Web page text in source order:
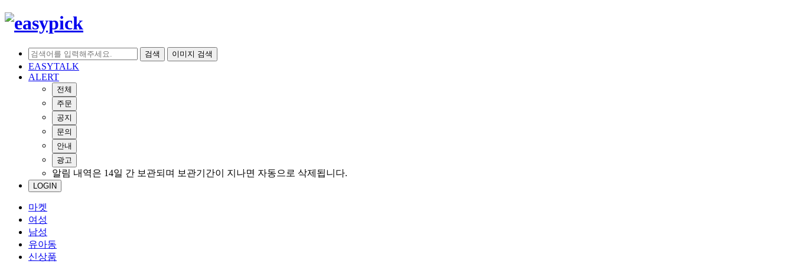
검색 이미지 검색
EASYTALK
ALERT
전체
주문
공지
문의
안내
광고
알림 내역은 14일 간 보관되며 보관기간이 지나면 자동으로 삭제됩니다.
LOGIN
마켓
여성
남성
유아동
신상품